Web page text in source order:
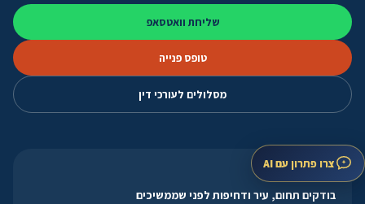
שליחת וואטסאפ
טופס פנייה
מסלולים לעורכי דין
אחרי שהשארתם פנייה
בודקים תחום, עיר ודחיפות לפני שממשיכים
צרו פתרון עם AI